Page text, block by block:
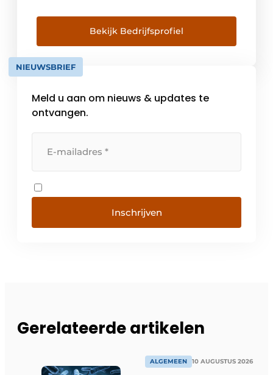
voor de besturing van verwarming-,
ventilatie- en airconditioningsystemen.
Sensoren, regelkleppen en
klepaandrijvingen vormen de kernactiviteit
van het bedrijf. Het bedrijf werd opgericht in
meer […]
Bekijk Bedrijfsprofiel
NIEUWSBRIEF
Meld u aan om nieuws & updates te
ontvangen.
Inschrijven
Gerelateerde artikelen
ALGEMEEN 10 AUGUSTUS 2026